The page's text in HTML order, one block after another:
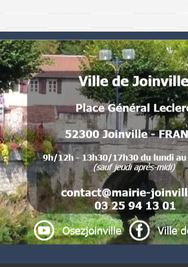
Numéros utiles
Commune de
Place Général
52300 Joinville -
.